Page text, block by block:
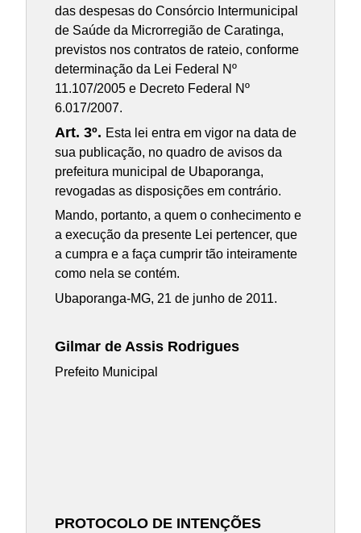
das despesas do Consórcio Intermunicipal
de Saúde da Microrregião de Caratinga,
previstos nos contratos de rateio, conforme
determinação da Lei Federal Nº
11.107/2005 e Decreto Federal Nº
6.017/2007.
Art. 3º. Esta lei entra em vigor na data de
sua publicação, no quadro de avisos da
prefeitura municipal de Ubaporanga,
revogadas as disposições em contrário.
Mando, portanto, a quem o conhecimento e
a execução da presente Lei pertencer, que
a cumpra e a faça cumprir tão inteiramente
como nela se contém.
Ubaporanga-MG, ­­­21 de junho de 2011.
Gilmar de Assis Rodrigues
Prefeito Municipal
PROTOCOLO DE INTENÇÕES